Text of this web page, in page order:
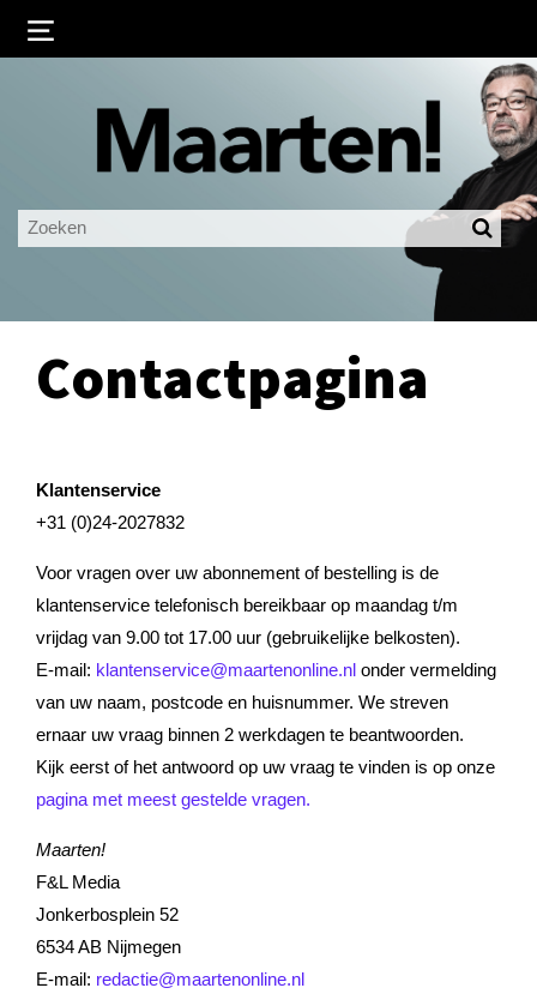
Ingelogd blijven
LOGIN
Contactpagina
Klantenservice
+31 (0)24-2027832
Voor vragen over uw abonnement of bestelling is de
klantenservice telefonisch bereikbaar op maandag t/m
vrijdag van 9.00 tot 17.00 uur (gebruikelijke belkosten).
E-mail: klantenservice@maartenonline.nl onder vermelding
van uw naam, postcode en huisnummer. We streven
ernaar uw vraag binnen 2 werkdagen te beantwoorden.
Kijk eerst of het antwoord op uw vraag te vinden is op onze
pagina met meest gestelde vragen.
Maarten!
F&L Media
Jonkerbosplein 52
6534 AB Nijmegen
E-mail: redactie@maartenonline.nl